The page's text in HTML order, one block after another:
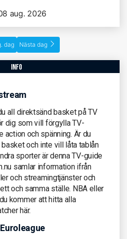
aug. 2026
dag Nästa dag
info
all direktsänd basket på TV
dig som vill förgylla TV-
action och spänning. Är du
och inte vill låta tablån
sporter är denna TV-guide
samlar information ifrån
och streamingtjänster och
och samma ställe. NBA eller
kommer att hitta alla
här.